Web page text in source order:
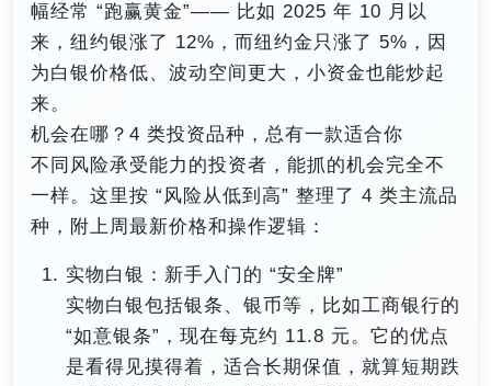
幅经常 “跑赢黄金”—— 比如 2025 年 10 月以
来，纽约银涨了 12%，而纽约金只涨了 5%，因
为白银价格低、波动空间更大，小资金也能炒起
来。
机会在哪？4 类投资品种，总有一款适合你
不同风险承受能力的投资者，能抓的机会完全不
一样。这里按 “风险从低到高” 整理了 4 类主流品
种，附上周最新价格和操作逻辑：
实物白银：新手入门的 “安全牌”
实物白银包括银条、银币等，比如工商银行的
“如意银条”，现在每克约 11.8 元。它的优点
是看得见摸得着，适合长期保值，就算短期跌